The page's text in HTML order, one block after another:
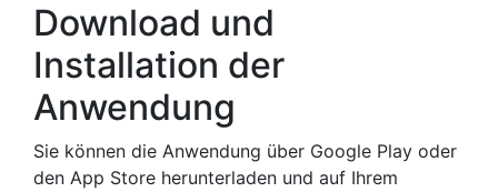
Download und
Installation der
Anwendung
Sie können die Anwendung über Google Play oder
den App Store herunterladen und auf Ihrem